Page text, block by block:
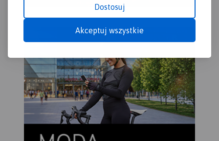
Dostosuj
Akceptuj wszystkie